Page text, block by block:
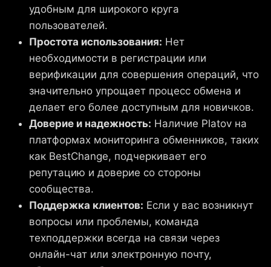
удобным для широкого круга
пользователей.
Простота использования: Нет
необходимости в регистрации или
верификации для совершения операций, что
значительно упрощает процесс обмена и
делает его более доступным для новичков.
Доверие и надежность: Наличие Platov на
платформах мониторинга обменников, таких
как BestChange, подчеркивает его
репутацию и доверие со стороны
сообщества.
Поддержка клиентов: Если у вас возникнут
вопросы или проблемы, команда
техподдержки всегда на связи через
онлайн-чат или электронную почту,